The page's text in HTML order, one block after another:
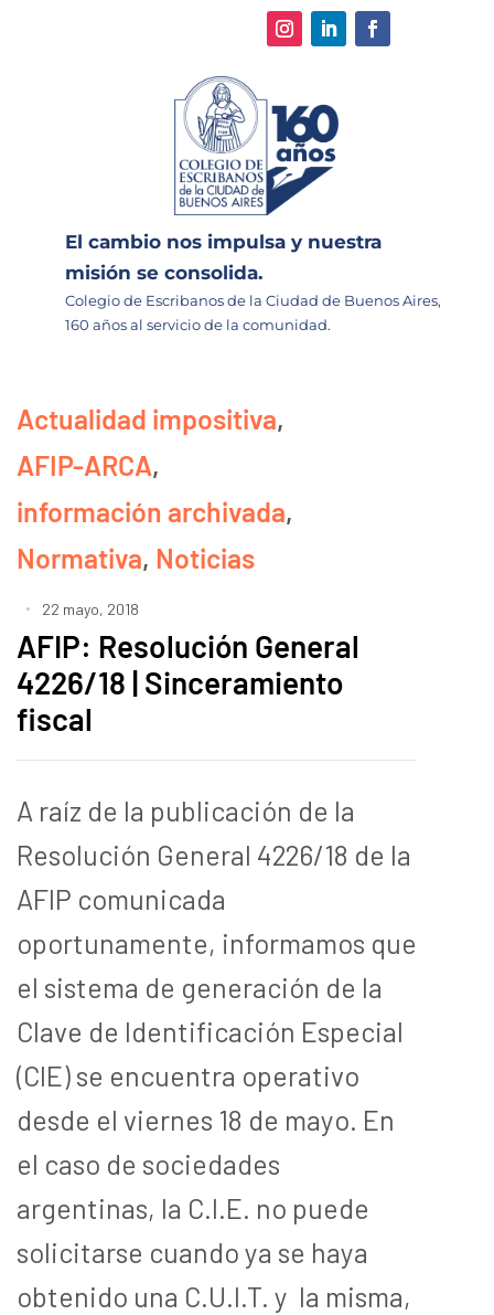
El cambio nos impulsa y nuestra
misión se consolida.
Colegio de Escribanos de la Ciudad de Buenos Aires,
160 años al servicio de la comunidad.
Actualidad impositiva,
AFIP-ARCA,
información archivada,
Normativa, Noticias
22 mayo, 2018
AFIP: Resolución General
4226/18 | Sinceramiento
fiscal
A raíz de la publicación de la
Resolución General 4226/18 de la
AFIP comunicada
oportunamente, informamos que
el sistema de generación de la
Clave de Identificación Especial
(CIE) se encuentra operativo
desde el viernes 18 de mayo. En
el caso de sociedades
argentinas, la C.I.E. no puede
solicitarse cuando ya se haya
obtenido una C.U.I.T. y la misma,